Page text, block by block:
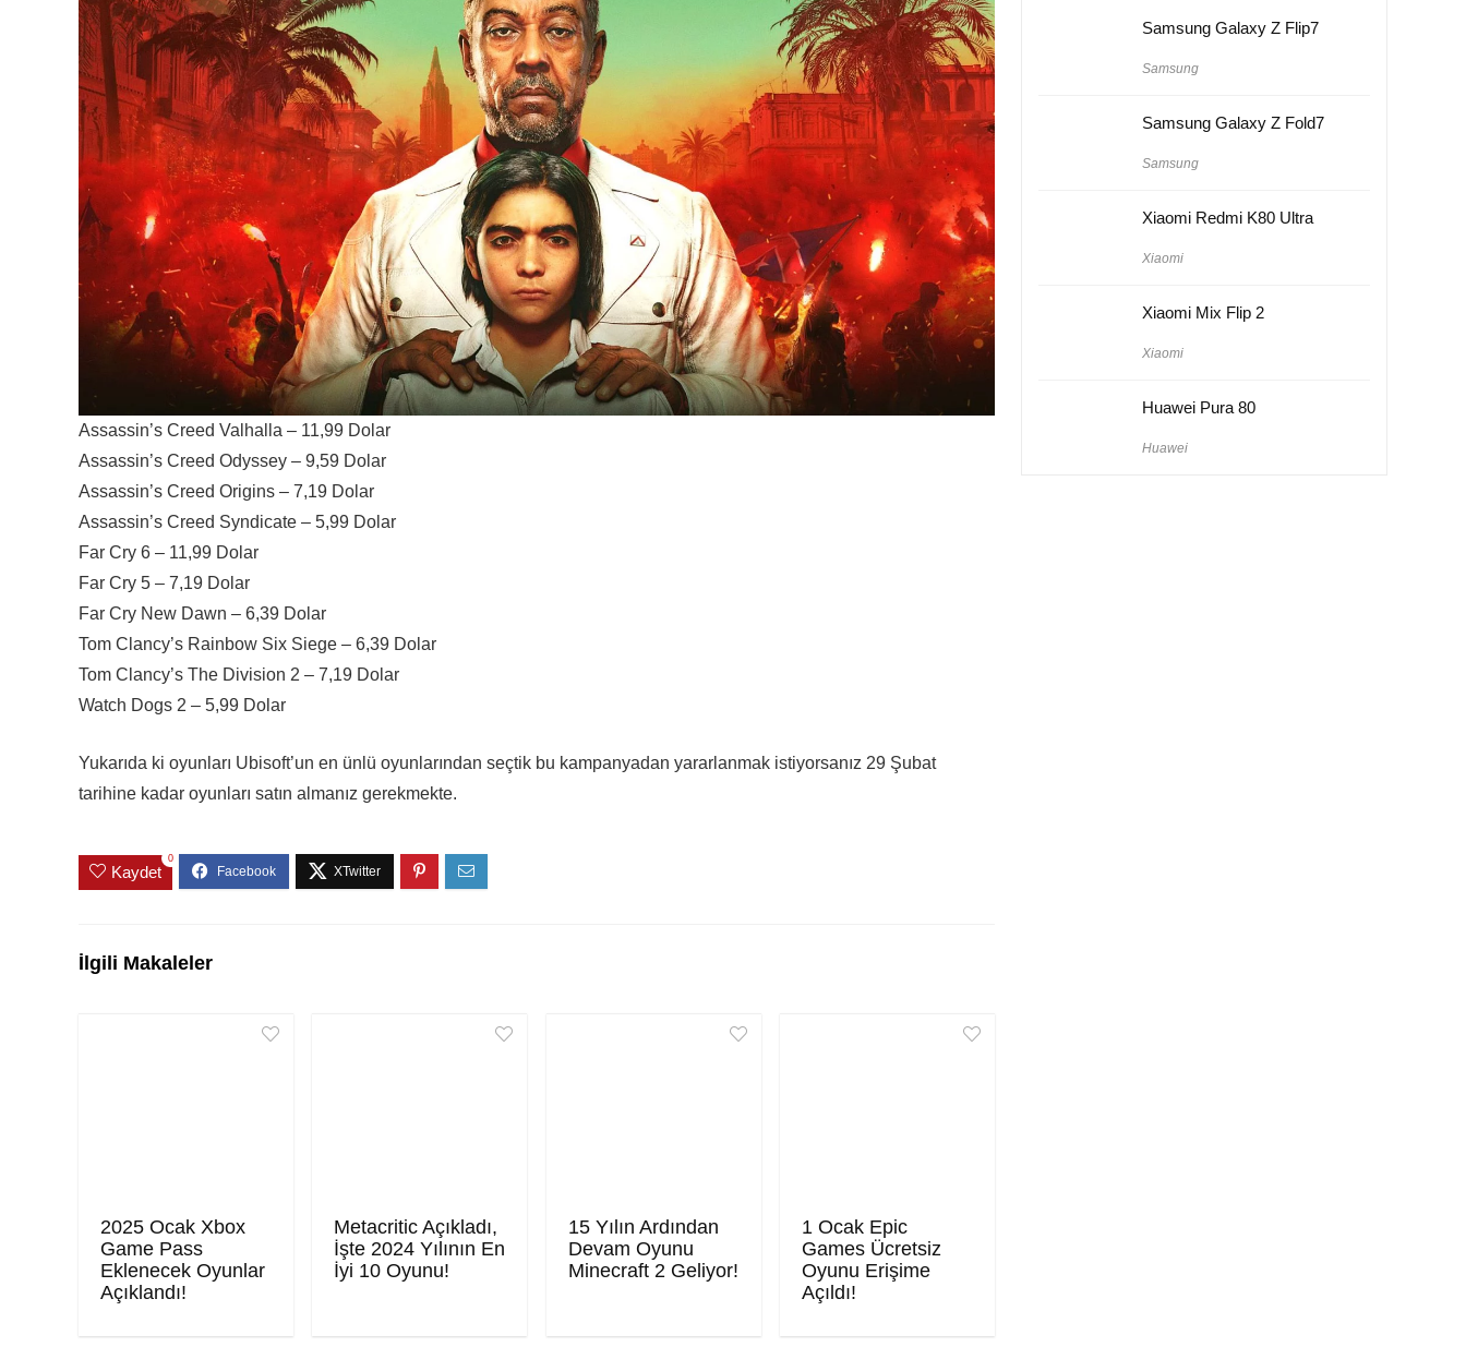
Assassin’s Creed Valhalla – 11,99 Dolar
Assassin’s Creed Odyssey – 9,59 Dolar
Assassin’s Creed Origins – 7,19 Dolar
Assassin’s Creed Syndicate – 5,99 Dolar
Far Cry 6 – 11,99 Dolar
Far Cry 5 – 7,19 Dolar
Far Cry New Dawn – 6,39 Dolar
Tom Clancy’s Rainbow Six Siege – 6,39 Dolar
Tom Clancy’s The Division 2 – 7,19 Dolar
Watch Dogs 2 – 5,99 Dolar
Yukarıda ki oyunları Ubisoft’un en ünlü oyunlarından seçtik bu kampanyadan yararlanmak istiyorsanız 29 Şubat
tarihine kadar oyunları satın almanız gerekmekte.
Kaydet
0
İlgili Makaleler
2025 Ocak Xbox
Game Pass
Eklenecek Oyunlar
Açıklandı!
Metacritic Açıkladı,
İşte 2024 Yılının En
İyi 10 Oyunu!
15 Yılın Ardından
Devam Oyunu
Minecraft 2 Geliyor!
1 Ocak Epic
Games Ücretsiz
Oyunu Erişime
Açıldı!
Samsung Galaxy Z Flip7
Samsung
Samsung Galaxy Z Fold7
Samsung
Xiaomi Redmi K80 Ultra
Xiaomi
Xiaomi Mix Flip 2
Xiaomi
Huawei Pura 80
Huawei